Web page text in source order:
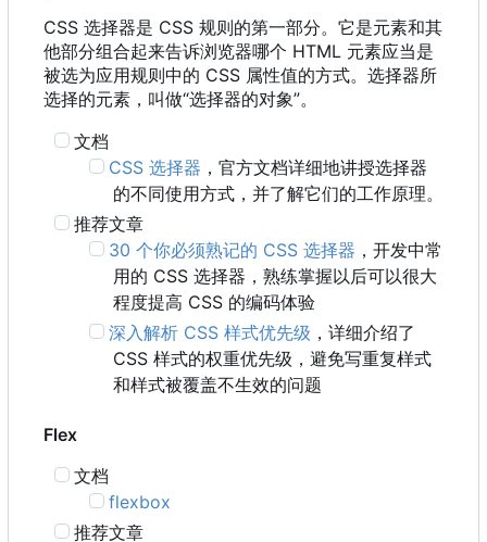
CSS 选择器是 CSS 规则的第一部分。它是元素和其
他部分组合起来告诉浏览器哪个 HTML 元素应当是
被选为应用规则中的 CSS 属性值的方式。选择器所
选择的元素，叫做“选择器的对象”。
文档
CSS 选择器 ，官方文档详细地讲授选择器
的不同使用方式，并了解它们的工作原理。
推荐文章
30 个你必须熟记的 CSS 选择器 ，开发中常
用的 CSS 选择器，熟练掌握以后可以很大
程度提高 CSS 的编码体验
深入解析 CSS 样式优先级 ，详细介绍了
CSS 样式的权重优先级，避免写重复样式
和样式被覆盖不生效的问题
Flex
文档
flexbox
推荐文章